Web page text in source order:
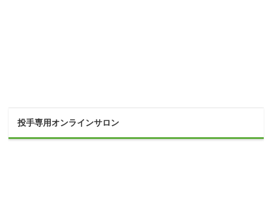
投手専用オンラインサロン